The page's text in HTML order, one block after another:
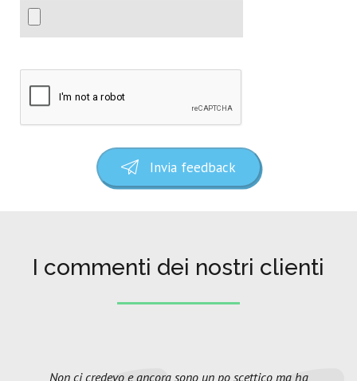
Invia feedback
I commenti dei nostri clienti
Non ci credevo e ancora sono un po scettico ma ha